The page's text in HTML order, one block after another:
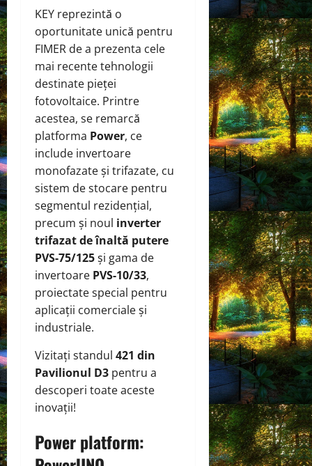
KEY reprezintă o
oportunitate unică pentru
FIMER de a prezenta cele
mai recente tehnologii
destinate pieței
fotovoltaice. Printre
acestea, se remarcă
platforma Power, ce
include invertoare
monofazate și trifazate, cu
sistem de stocare pentru
segmentul rezidențial,
precum și noul inverter
trifazat de înaltă putere
PVS-75/125și gama de
invertoare PVS-10/33,
proiectate special pentru
aplicații comerciale și
industriale.
Vizitați standul 421 din
Pavilionul D3 pentru a
descoperi toate aceste
inovații!
Power platform: